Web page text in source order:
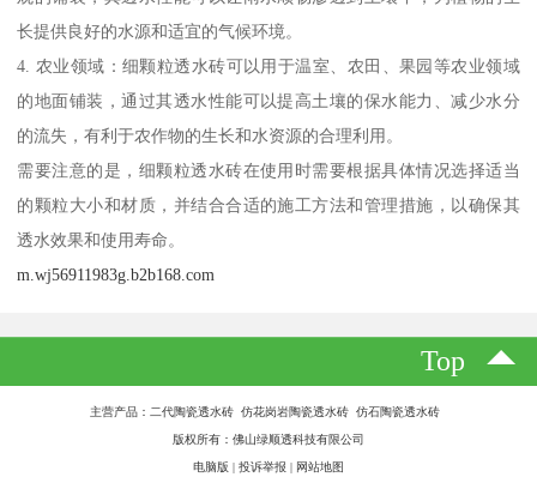
长提供良好的水源和适宜的气候环境。
4. 农业领域：细颗粒透水砖可以用于温室、农田、果园等农业领域
的地面铺装，通过其透水性能可以提高土壤的保水能力、减少水分
的流失，有利于农作物的生长和水资源的合理利用。
需要注意的是，细颗粒透水砖在使用时需要根据具体情况选择适当
的颗粒大小和材质，并结合合适的施工方法和管理措施，以确保其
透水效果和使用寿命。
m.wj56911983g.b2b168.com
Top
主营产品：二代陶瓷透水砖 仿花岗岩陶瓷透水砖 仿石陶瓷透水砖
版权所有：佛山绿顺透科技有限公司
电脑版 | 投诉举报 | 网站地图